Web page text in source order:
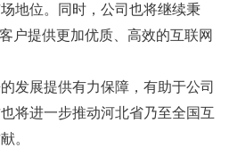
地位。同时，公司也将继续秉
户提供更加优质、高效的互联网
发展提供有力保障，有助于公司
将进一步推动河北省乃至全国互
。